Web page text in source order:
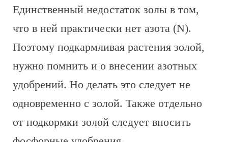
Единственный недостаток золы в том,
что в ней практически нет азота (N).
Поэтому подкармливая растения золой,
нужно помнить и о внесении азотных
удобрений. Но делать это следует не
одновременно с золой. Также отдельно
от подкормки золой следует вносить